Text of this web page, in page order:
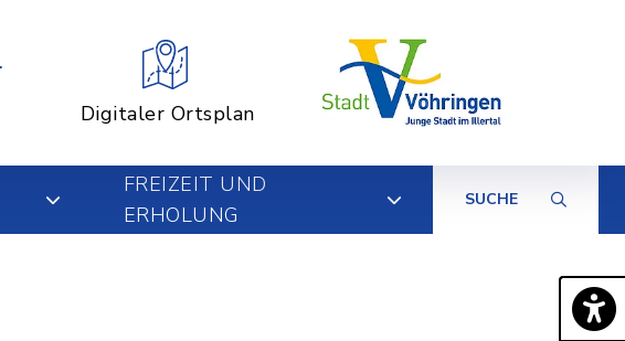
Digitaler Ortsplan
FREIZEIT UND
ERHOLUNG
SUCHE